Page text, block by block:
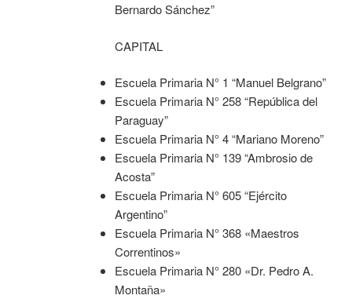
Bernardo Sánchez”
CAPITAL
Escuela Primaria N° 1 “Manuel Belgrano”
Escuela Primaria N° 258 “República del
Paraguay”
Escuela Primaria N° 4 “Mariano Moreno”
Escuela Primaria N° 139 “Ambrosio de
Acosta”
Escuela Primaria N° 605 “Ejército
Argentino”
Escuela Primaria N° 368 «Maestros
Correntinos»
Escuela Primaria N° 280 «Dr. Pedro A.
Montaña»